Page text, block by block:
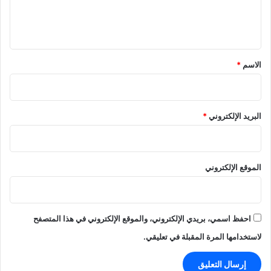
*
الاسم *
البريد الإلكتروني*
الموقع الإلكتروني
احفظ اسمي، بريدي الإلكتروني، والموقع الإلكتروني في هذا المتصفح
لاستخدامها المرة المقبلة في تعليقي.